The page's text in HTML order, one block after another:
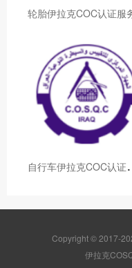
轮胎伊拉克COC认证服
行车
Copyright © 2017-
伊拉克